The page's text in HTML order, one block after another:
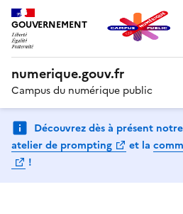
GOUVERNEMENT
numerique.gouv.fr
Campus du numérique public
Découvrez dès à présent notre
(Ouvre une nouvelle fenêtre)
atelier de prompting
et la
(Ouvre une nouvelle fenêtre)
!